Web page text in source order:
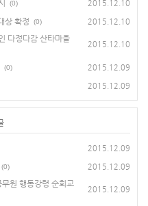
(0) 2015.12.10
상 확정 (0) 2015.12.10
다정다감 산타마을
2015.12.10
(0) 2015.12.09
2015.12.09
2015.12.09
(0) 2015.12.09
원 행동강령 순회교
2015.12.09